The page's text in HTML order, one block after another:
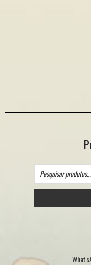
Pesquisar
por: